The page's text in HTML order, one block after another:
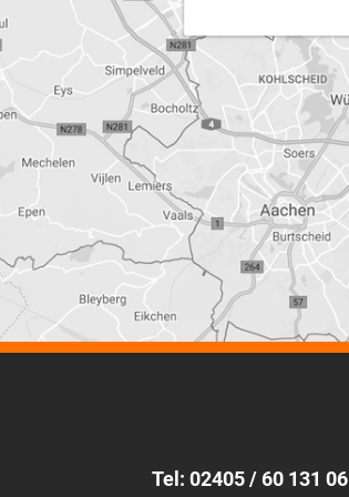
Tel: 02405 / 60 131 06